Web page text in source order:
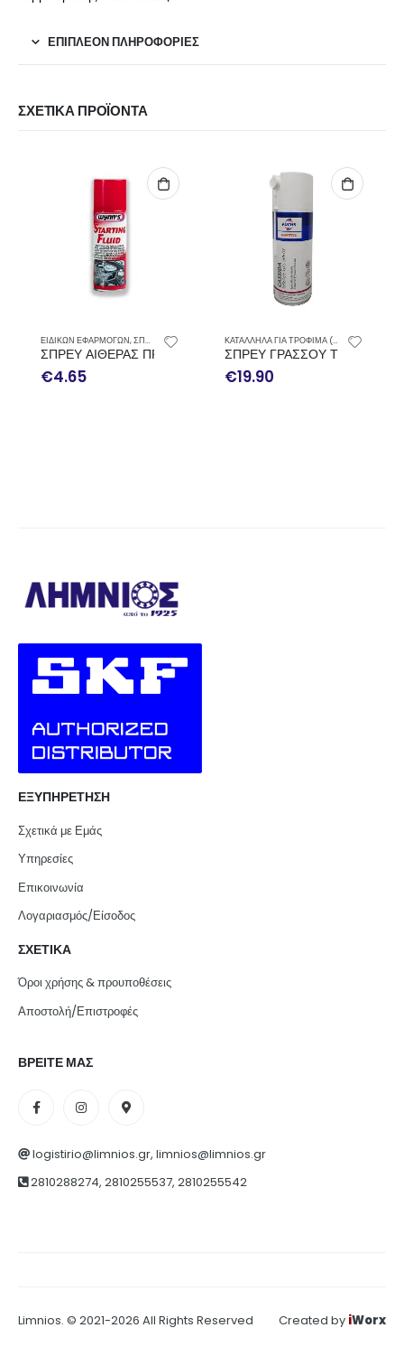
ΕΠΙΠΛΈΟΝ ΠΛΗΡΟΦΟΡΊΕΣ
ΣΧΕΤΙΚΆ ΠΡΟΪΌΝΤΑ
WYNN’S 200ΜL
ΚΑΤΑΛΛΗΛΑ ΓΙΑ ΤΡΟΦΙΜΑ (NSF)
ΣΠΡΕΥ ΓΡΑΣΣΟΥ ΤΡΟΦΙΜΩΝ FUCHS
€19.90
ΕΙΔΙΚΩΝ ΕΦΑΡΜΟΓΩΝ ,ΣΠΡΕΥ
ΣΠΡΕΥ ΨΥΚΤΙΚΟ WINKEL
€12.09
ΕΞΥΠΗΡΕΤΗΣΗ
Σχετικά με Εμάς
Υπηρεσίες
Επικοινωνία
Λογαριασμός/Είσοδος
ΣΧΕΤΙΚΑ
Όροι χρήσης & προυποθέσεις
Αποστολή/Επιστροφές
ΒΡΕΙΤΕ ΜΑΣ
logistirio@limnios.gr, limnios@limnios.gr
2810288274, 2810255537, 2810255542
Limnios. © 2021-2026 All Rights Reserved Created by iWorx